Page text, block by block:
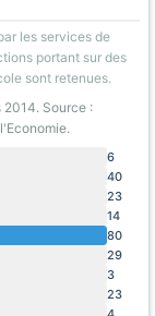
les services de
portant sur des
sont retenues.
Source :
6
40
23
14
80
29
3
23